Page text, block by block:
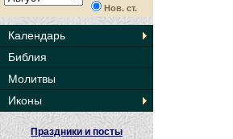
Нов. ст.
Календарь
Библия
Молитвы
Иконы
Праздники и посты